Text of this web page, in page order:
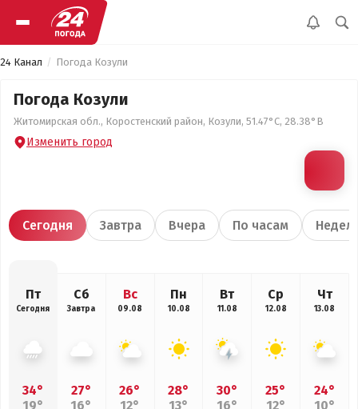
24 Канал Погода Козули
Погода Козули
Житомирская обл., Коростенский район, Козули, 51.47°С, 28.38°В
Изменить город
Сегодня Завтра Вчера По часам
Пт
Сегодня
34°
19°
Сб
Завтра
27°
16°
Вс
09.08
26°
12°
Пн
10.08
28°
13°
Вт
11.08
30°
16°
Ср
12.08
25°
12°
Чт
13.08
24°
10°